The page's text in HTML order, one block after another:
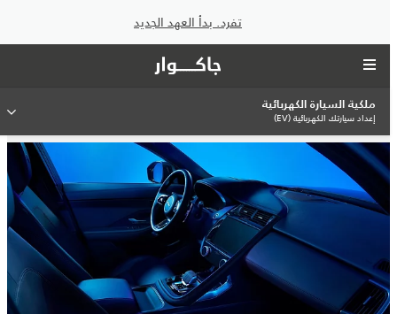
تفرد. بدأ العهد الجديد
ملكية السيارة الكهربائية
إعداد سيارتك الكهربائية (EV)